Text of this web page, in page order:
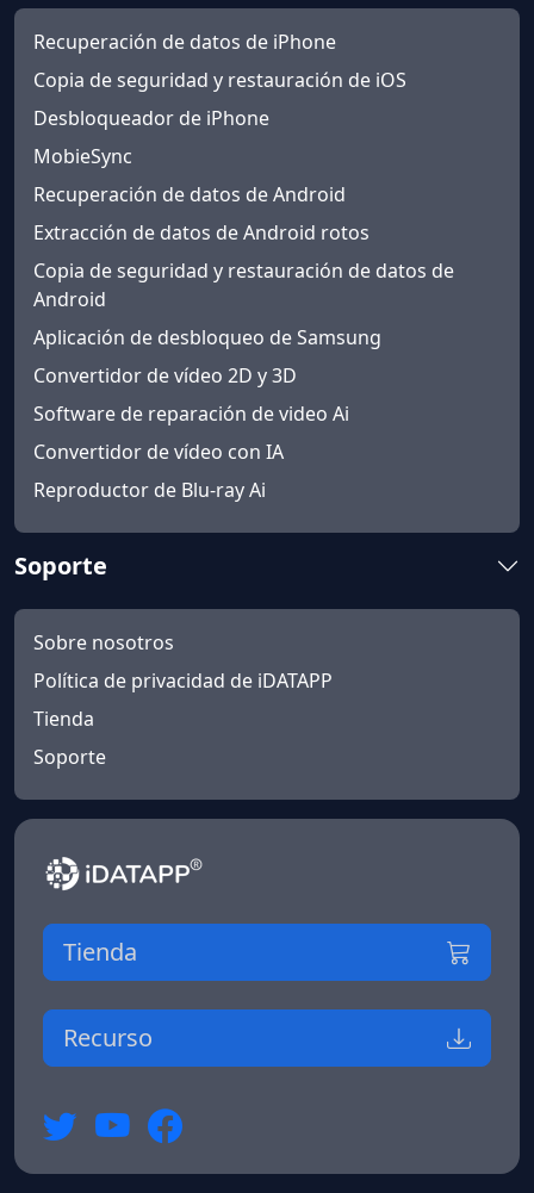
Recuperación de datos de iPhone
Copia de seguridad y restauración de iOS
Desbloqueador de iPhone
MobieSync
Recuperación de datos de Android
Extracción de datos de Android rotos
Copia de seguridad y restauración de datos de
Android
Aplicación de desbloqueo de Samsung
Convertidor de vídeo 2D y 3D
Software de reparación de video Ai
Convertidor de vídeo con IA
Reproductor de Blu-ray Ai
Soporte
Sobre nosotros
Política de privacidad de iDATAPP
Tienda
Soporte
Tienda
Recurso